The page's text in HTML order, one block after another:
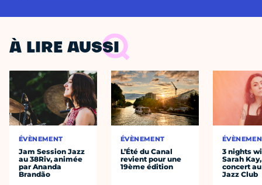
À LIRE AUSSI
ÉVÈNEMENT
Jam Session Jazz
au 38Riv, animée
par Ananda
Brandão
ÉVÈNEMENT
L’Été du Canal
revient pour une
19ème édition
3 nights
Sarah
concert
Jazz Club